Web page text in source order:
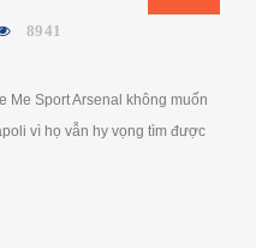
8941
Me Sport Arsenal không muốn
vì họ vẫn hy vọng tìm được